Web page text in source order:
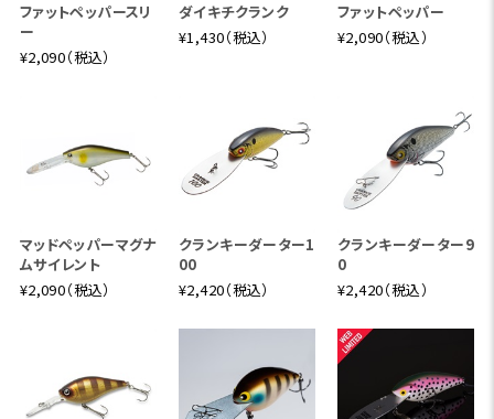
ファットペッパースリ
ー
¥2,090（税込）
ダイキチクランク
¥1,430（税込）
ファットペッパー
¥2,090（税込）
マッドペッパーマグナ
ムサイレント
¥2,090（税込）
クランキーダーター1
00
¥2,420（税込）
クランキーダーター9
0
¥2,420（税込）